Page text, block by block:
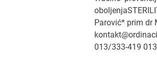
Parović* prim dr
013/333-419